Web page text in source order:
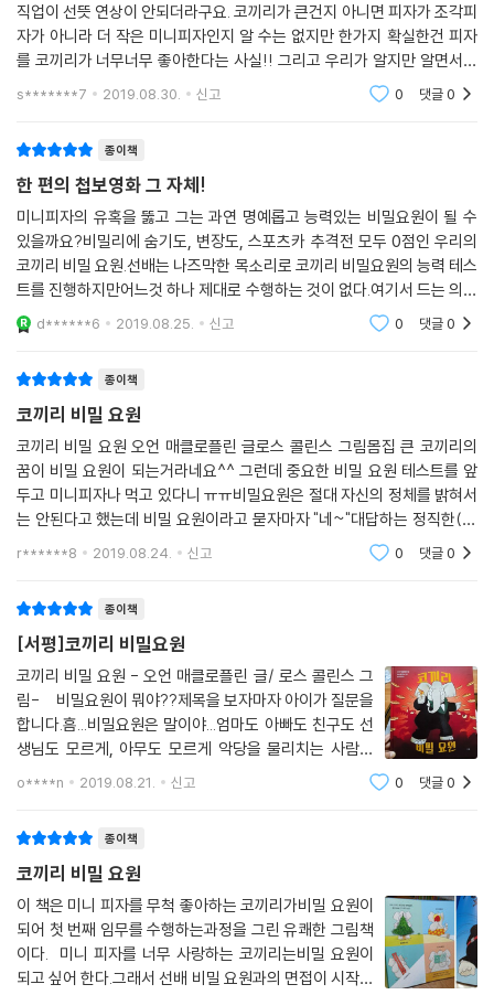
직업이 선뜻 연상이 안되더라구요. 코끼리가 큰건지 아니면 피자가 조각피
자가 아니라 더 작은 미니피자인지 알 수는 없지만 한가지 확실한건 피자
를 코끼리가 너무너무 좋아한다는 사실!! 그리고 우리가 알지만 알면서도
꼭 비밀유지 기밀유지
s*******7 2019.08.30. 신고 0 댓글0
종이책
한 편의 첩보영화 그 자체!
미니피자의 유혹을 뚫고 그는 과연 명예롭고 능력있는 비밀요원이 될 수
있을까요?비밀리에 숨기도, 변장도, 스포츠카 추격전 모두 0점인 우리의
코끼리 비밀 요원.선배는 나즈막한 목소리로 코끼리 비밀요원의 능력 테스
트를 진행하지만어느것 하나 제대로 수행하는 것이 없다.여기서 드는 의문
하나!!아무말도 없는 코끼리씨는 정말 비밀요원이 되고 싶은건 맞는건지?
(비행기에서 떨어
d******6 2019.08.25. 신고 0 댓글0
종이책
코끼리 비밀 요원
코끼리 비밀 요원 오언 매클로플린 글로스 콜린스 그림몸집 큰 코끼리의
꿈이 비밀 요원이 되는거라네요^^ 그런데 중요한 비밀 요원 테스트를 앞
두고 미니피자나 먹고 있다니 ㅠㅠ비밀요원은 절대 자신의 정체를 밝혀서
는 안된다고 했는데 비밀 요원이라고 묻자마자 "네~"대답하는 정직한(?)
코끼리~^^몸집이 커다란 코끼리는 완벽하게 몸을 숨길수도 없네요... ㅠ
r******8 2019.08.24. 신고 0 댓글0
종이책
[서평]코끼리 비밀요원
코끼리 비밀 요원 - 오언 매클로플린 글/ 로스 콜린스 그
림- 비밀요원이 뭐야??제목을 보자마자 아이가 질문을
합니다.흠...비밀요원은 말이야...엄마도 아빠도 친구도 선
생님도 모르게, 아무도 모르게 악당을 물리치는 사람이
야! 제목부터 아이의 질문이 시작되는 책! 양복을 입은 코
o****n 2019.08.21. 신고 0 댓글0
종이책
코끼리 비밀 요원
이 책은 미니 피자를 무척 좋아하는 코끼리가비밀 요원이
되어 첫 번째 임무를 수행하는과정을 그린 유쾌한 그림책
이다. 미니 피자를 너무 사랑하는 코끼리는비밀 요원이
되고 싶어 한다.그래서 선배 비밀 요원과의 면접이 시작되